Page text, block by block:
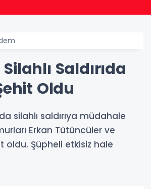
Saldırıda
Oldu
silahlı saldırıya müdahale
Erkan Tütüncüler ve
oldu. Şüpheli etkisiz hale